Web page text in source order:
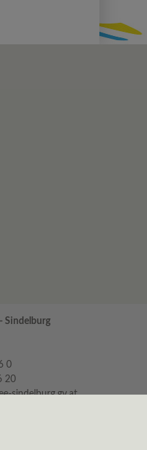
Sindelburg
0
20
sindelburg.gv.at